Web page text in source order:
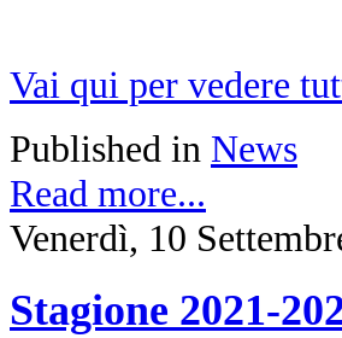
Vai qui per vedere
Published in News
Read more...
Venerdì, 10
Stagione 2021-